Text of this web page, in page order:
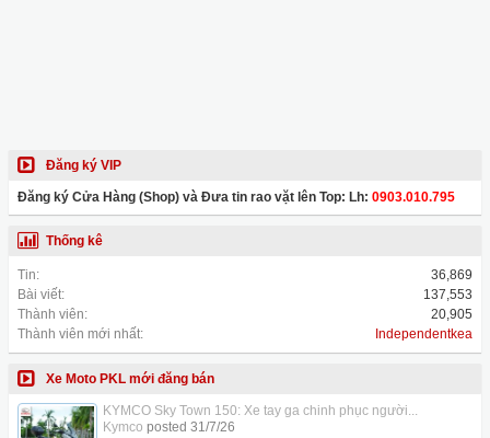
Đăng ký VIP
Đăng ký Cửa Hàng (Shop) và Đưa tin rao vặt lên Top: Lh: 0903.010.795
Thống kê
Tin:
36,869
Bài viết:
137,553
Thành viên:
20,905
Thành viên mới nhất:
Independentkea
Xe Moto PKL mới đăng bán
KYMCO Sky Town 150: Xe tay ga chinh phục người...
Kymco posted 31/7/26